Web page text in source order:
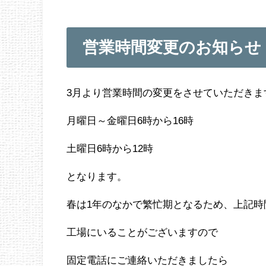
営業時間変更のお知らせ
3月より営業時間の変更をさせていただきま
月曜日～金曜日6時から16時
土曜日6時から12時
となります。
春は1年のなかで繁忙期となるため、上記時
工場にいることがございますので
固定電話にご連絡いただきましたら